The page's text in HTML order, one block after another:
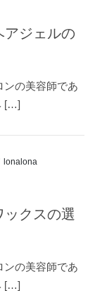
アジェルの
ンの美容師であ
[…]
lonalona
ックスの選
ンの美容師であ
[…]